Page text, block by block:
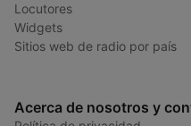
Locutores
Widgets
Sitios web de radio por país
Acerca de nosotros y